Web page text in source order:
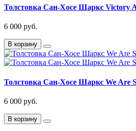
Толстовка Сан-Хосе Шаркс Victory
6 000 руб.
В корзину
Толстовка Сан-Хосе Шаркс We Are
6 000 руб.
В корзину